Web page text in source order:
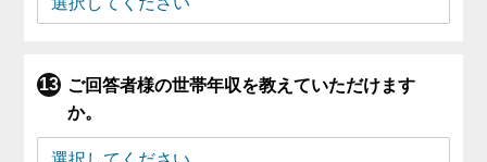
ご回答者様の世帯年収を教えていただけます
か。